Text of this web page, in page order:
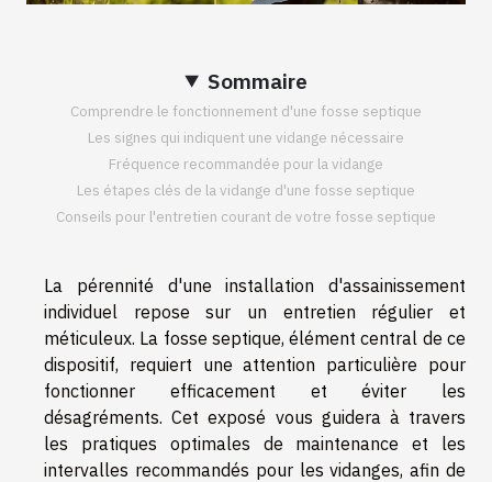
Sommaire
Comprendre le fonctionnement d'une fosse septique
Les signes qui indiquent une vidange nécessaire
Fréquence recommandée pour la vidange
Les étapes clés de la vidange d'une fosse septique
Conseils pour l'entretien courant de votre fosse septique
La pérennité d'une installation d'assainissement
individuel repose sur un entretien régulier et
méticuleux. La fosse septique, élément central de ce
dispositif, requiert une attention particulière pour
fonctionner efficacement et éviter les
désagréments. Cet exposé vous guidera à travers
les pratiques optimales de maintenance et les
intervalles recommandés pour les vidanges, afin de